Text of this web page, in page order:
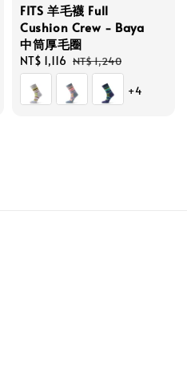
FITS 羊毛襪 Full
Cushion Crew - Baya
中筒厚毛圈
Sale
price
NT$ 1,116 Regular
price
NT$ 1,240
+4